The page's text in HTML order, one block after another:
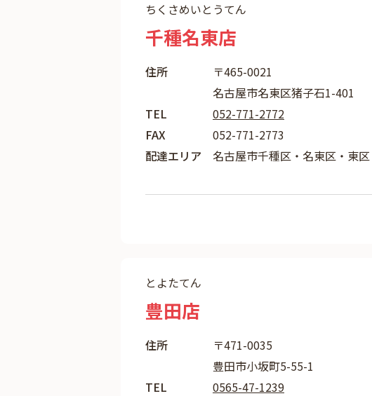
ちくさめいとうてん
千種名東店
住所
〒465-0021
名古屋市名東区猪子石1-401
TEL
052-771-2772
FAX
052-771-2773
配達エリア
名古屋市千種区・名東区・東
とよたてん
豊田店
住所
〒471-0035
豊田市小坂町5-55-1
TEL
0565-47-1239